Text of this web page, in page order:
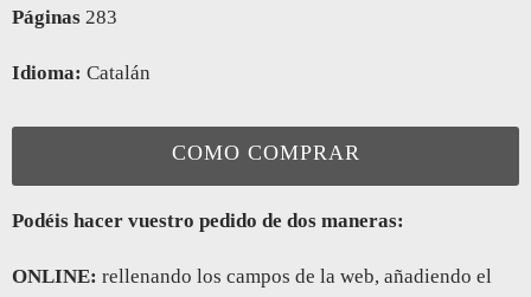
Páginas 283
Idioma: Catalán
COMO COMPRAR
Podéis hacer vuestro pedido de dos maneras:
ONLINE: rellenando los campos de la web, añadiendo el